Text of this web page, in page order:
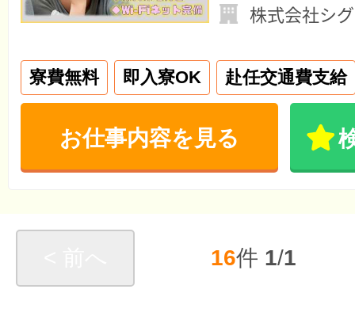
株式会社シ
寮費無料 即入寮OK 赴任交通費支給
お仕事内容を見る
16件 1/1